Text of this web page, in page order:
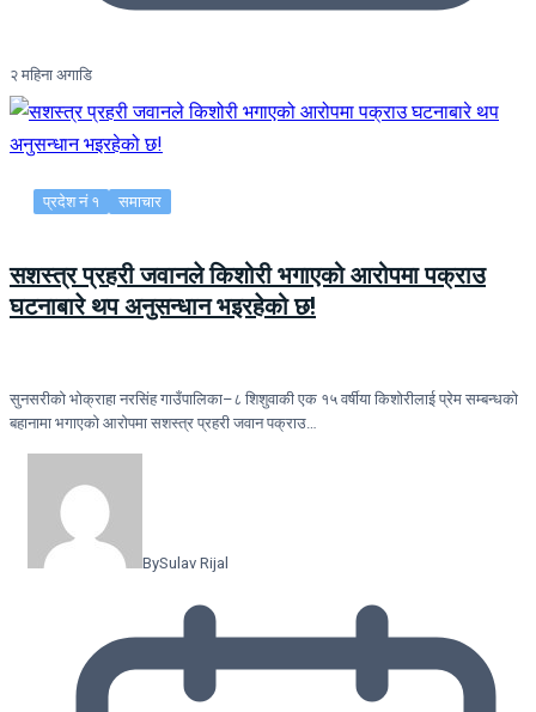
२ महिना अगाडि
प्रदेश नं १ समाचार
सशस्त्र प्रहरी जवानले किशोरी भगाएको आरोपमा पक्राउ
घटनाबारे थप अनुसन्धान भइरहेको छ!
सुनसरीको भोक्राहा नरसिंह गाउँपालिका–८ शिशुवाकी एक १५ वर्षीया किशोरीलाई प्रेम सम्बन्धको
बहानामा भगाएको आरोपमा सशस्त्र प्रहरी जवान पक्राउ…
BySulav Rijal